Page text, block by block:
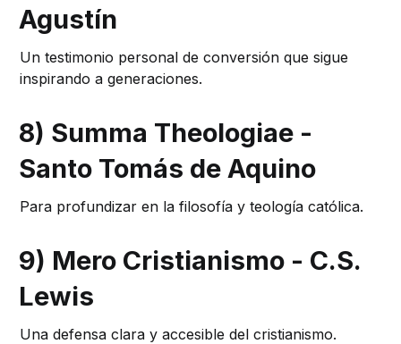
Agustín
Un testimonio personal de conversión que sigue
inspirando a generaciones.
8) Summa Theologiae -
Santo Tomás de Aquino
Para profundizar en la filosofía y teología católica.
9) Mero Cristianismo - C.S.
Lewis
Una defensa clara y accesible del cristianismo.